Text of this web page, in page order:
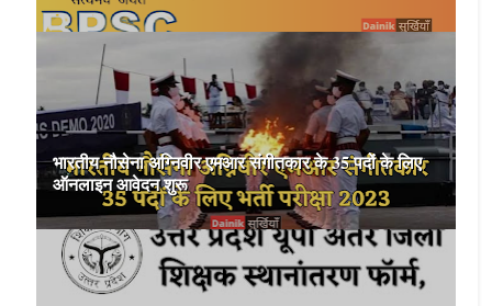
भारतीय नौसेना अग्निवीर एमआर संगीतकार के 35 पदों के लिए
ऑनलाइन आवेदन शुरू